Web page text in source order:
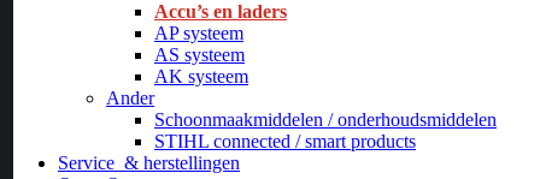
Accu’s en laders
AP systeem
AS systeem
AK systeem
Ander
Schoonmaakmiddelen / onderhoudsmiddelen
STIHL connected / smart products
Service & herstellingen